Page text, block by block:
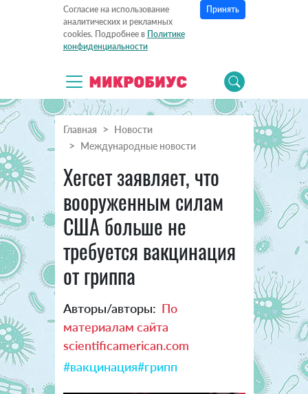
Согласие на использование
аналитических и рекламных
cookies. Подробнее в Политике
конфиденциальности
Принять
Главная
Новости
Международные новости
Хегсет заявляет, что
вооруженным силам
США больше не
требуется вакцинация
от гриппа
Авторы/авторы: По
материалам сайта
scientificamerican.com
#вакцинация#грипп